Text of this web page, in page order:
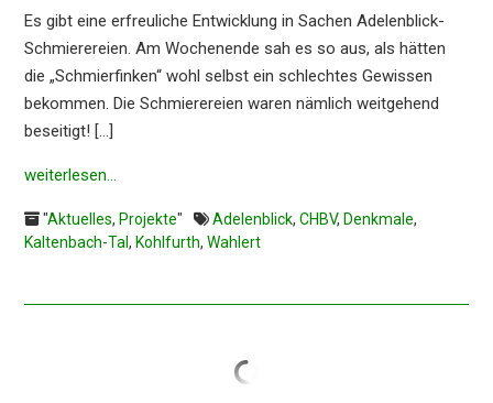
Es gibt eine erfreu­li­che Entwick­lung in Sachen Adelen­blick-
Schmie­re­rei­en. Am Wochen­en­de sah es so aus, als hätten
die „Schmier­fin­ken“ wohl selbst ein schlech­tes Gewis­sen
bekom­men. Die Schmie­re­rei­en waren nämlich weitge­hend
besei­tigt! […]
weiter­le­sen…
"Aktuelles, Projekte" Adelenblick, CHBV, Denkmale,
Kaltenbach-Tal , Kohlfurth, Wahlert